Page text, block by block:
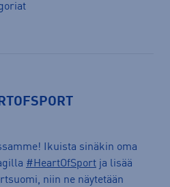
Ikuista sinäkin oma
#HeartOfSport ja lisää
niin ne näytetään